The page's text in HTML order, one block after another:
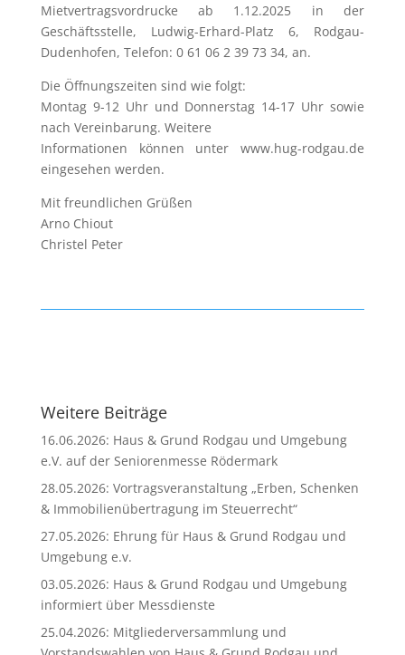
Mietvertragsvordrucke ab 1.12.2025 in der
Geschäftsstelle, Ludwig-Erhard-Platz 6, Rodgau-
Dudenhofen, Telefon: 0 61 06 2 39 73 34, an.
Die Öffnungszeiten sind wie folgt:
Montag 9-12 Uhr und Donnerstag 14-17 Uhr sowie
nach Vereinbarung. Weitere
Informationen können unter www.hug-rodgau.de
eingesehen werden.
Mit freundlichen Grüßen
Arno Chiout
Christel Peter
Weitere Beiträge
16.06.2026: Haus & Grund Rodgau und Umgebung
e.V. auf der Seniorenmesse Rödermark
28.05.2026: Vortragsveranstaltung „Erben, Schenken
& Immobilienübertragung im Steuerrecht“
27.05.2026: Ehrung für Haus & Grund Rodgau und
Umgebung e.v.
03.05.2026: Haus & Grund Rodgau und Umgebung
informiert über Messdienste
25.04.2026: Mitgliederversammlung und